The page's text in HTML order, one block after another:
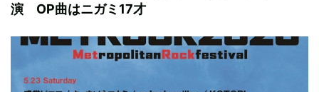
演 OP曲はニガミ17才